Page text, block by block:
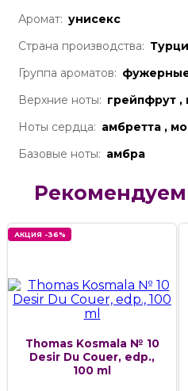
Аромат: унисекс
Страна производства:
Группа ароматов:
Верхние ноты: грейпфрут
Ноты сердца: амбретта ,
Базовые ноты: амбра
АКЦИЯ -36%
Thomas Kosmala № 10
Desir Du Couer, edp.,
100 ml